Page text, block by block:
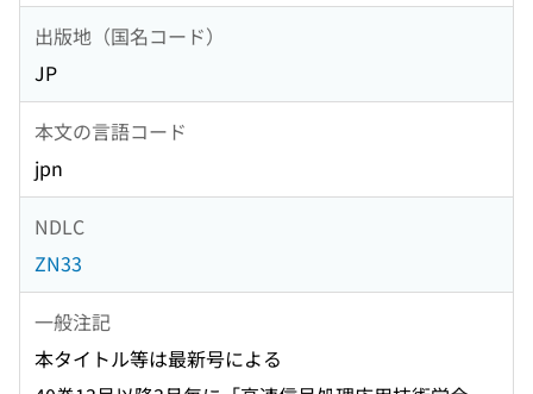
出版地（国名コード）
JP
本文の言語コード
jpn
NDLC
ZN33
一般注記
本タイトル等は最新号による